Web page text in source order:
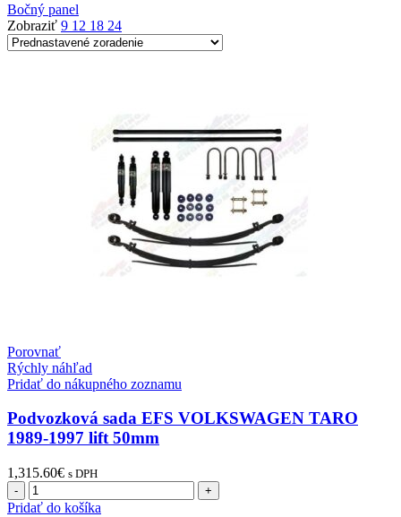
Bočný panel
Zobraziť 9 12 18 24
Porovnať
Rýchly náhľad
Pridať do nákupného zoznamu
Podvozková sada EFS VOLKSWAGEN TARO
1989-1997 lift 50mm
1,315.60€ s DPH
množstvo
Podvozková
Pridať do košíka